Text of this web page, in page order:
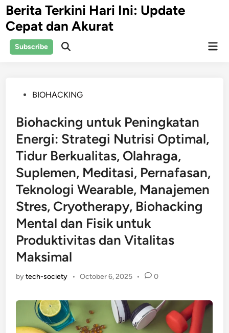
Skip
to
content
Berita Terkini Hari Ini: Update
Cepat dan Akurat
Subscribe
Open
PostedBIOHACKING
Biohacking untuk Peningkatan
Energi: Strategi Nutrisi Optimal,
Tidur Berkualitas, Olahraga,
Suplemen, Meditasi, Pernafasan,
Teknologi Wearable, Manajemen
Stres, Cryotherapy, Biohacking
Mental dan Fisik untuk
Produktivitas dan Vitalitas
Maksimal
bytech-society • October 6, 2025 • 0